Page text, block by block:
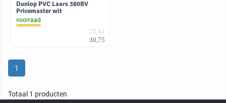
Dunlop PVC Laars 380BV
Pricemaster wit
voorraad
25,41
30,75
1
Totaal 1 producten